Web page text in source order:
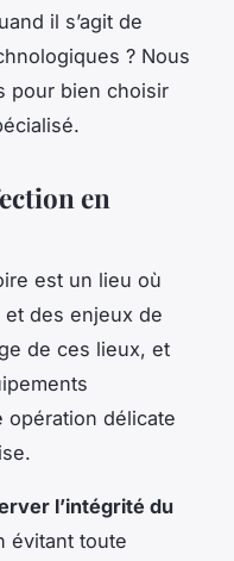
il s’agit de
? Nous
pour bien choisir
en
est un lieu où
des enjeux de
de ces lieux, et
délicate
l’intégrité du
évitant toute